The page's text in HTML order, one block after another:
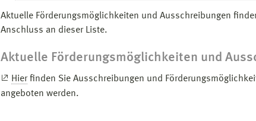
Aktuelle Förderungsmöglichkeiten und Ausschreibungen
Anschluss an dieser Liste.
Aktuelle Förderungsmöglichkeiten und
Hierfinden Sie Ausschreibungen und
angeboten werden.